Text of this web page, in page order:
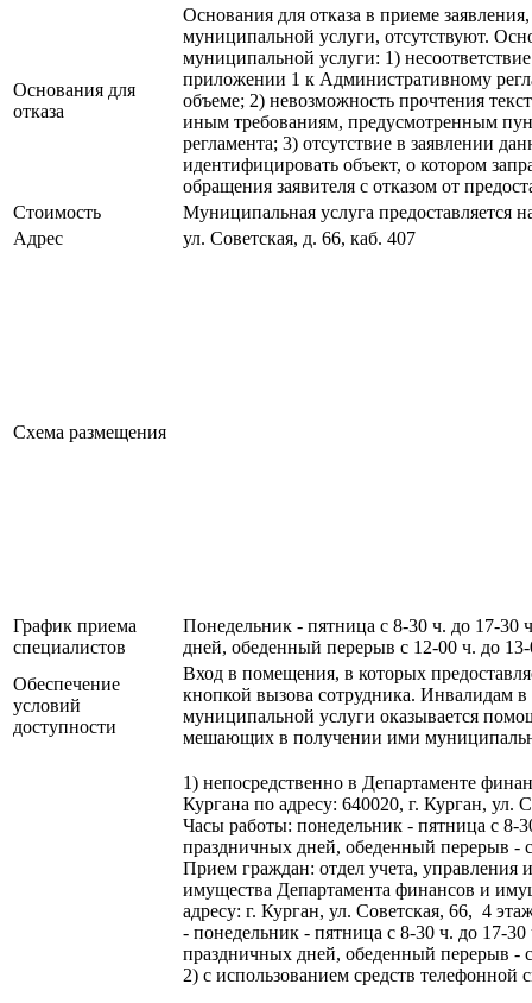
Основания для
отказа
Основания для отказа в приеме
муниципальной услуги, отсутствуют.
муниципальной услуги: 1)
приложении 1 к Административному
объеме; 2) невозможность прочтения
иным требованиям, предусмотренным
регламента; 3) отсутствие в заявлении
идентифицировать объект, о котором
обращения заявителя с отказом от
Стоимость
Муниципальная услуга предоставляется
Адрес
ул. Советская, д. 66, каб. 407
Схема размещения
График приема
специалистов
Понедельник - пятница с 8-30 ч. до 17-
дней, обеденный перерыв с 12-00 ч. до
Обеспечение
условий
доступности
Вход в помещения, в которых
кнопкой вызова сотрудника. Инвалидам в
муниципальной услуги оказывается
мешающих в получении ими
1) непосредственно в Департаменте
Кургана по адресу: 640020, г. Курган, ул.
Часы работы: понедельник - пятница с
праздничных дней, обеденный перерыв -
Прием граждан: отдел учета, управления
имущества Департамента финансов и
адресу: г. Курган, ул. Советская, 66, 4
- понедельник - пятница с 8-30 ч. до 17-
праздничных дней, обеденный перерыв -
2) с использованием средств телефонной